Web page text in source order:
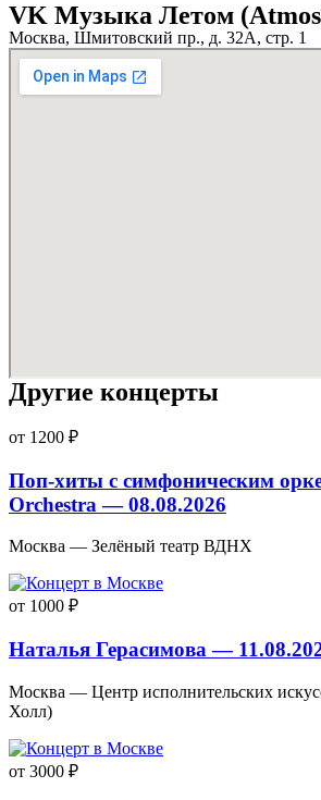
VK Музыка Летом
Москва, Шмитовский пр., д. 32А, стр. 1
Другие концерты
от 1200 ₽
Поп-хиты с симфоническим
Orchestra — 08.08.2026
Москва — Зелёный театр ВДНХ
от 1000 ₽
Наталья Герасимова —
Москва — Центр исполнительских
Холл)
от 3000 ₽